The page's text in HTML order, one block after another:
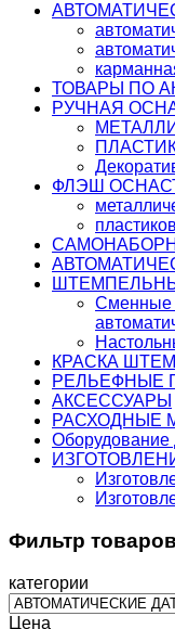
ТОВАРЫ ПО
РУЧНАЯ
ФЛЭШ
Сменные
КРАСКА
РЕЛЬЕФНЫЕ
АКСЕССУАРЫ
РАСХОДНЫЕ
Оборудование
Фильтр товаров
категории
Цена